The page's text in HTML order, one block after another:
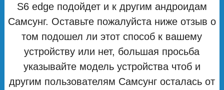
S6 edge подойдет и к другим андроидам
Самсунг. Оставьте пожалуйста ниже отзыв о
том подошел ли этот способ к вашему
устройству или нет, большая просьба
указывайте модель устройства чтоб и
другим пользователям Самсунг осталась от